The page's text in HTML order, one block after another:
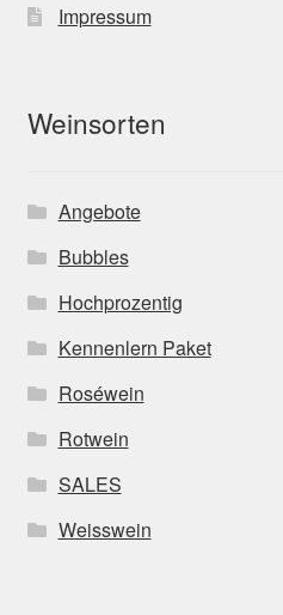
Impressum
Weinsorten
Angebote
Bubbles
Hochprozentig
Kennenlern Paket
Roséwein
Rotwein
SALES
Weisswein